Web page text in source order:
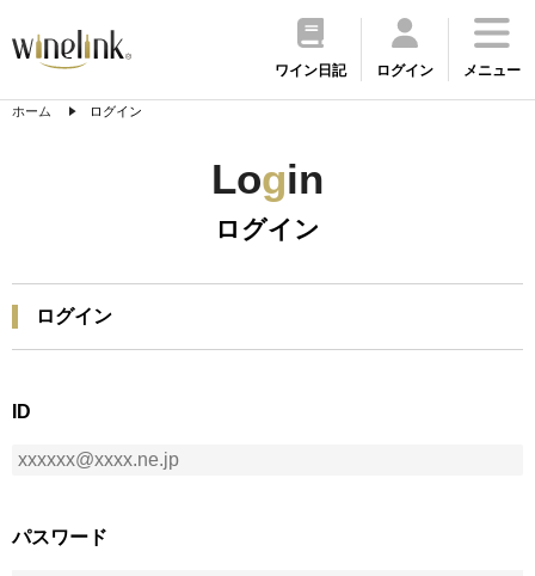
ワイン日記 ログイン メニュー
ホーム ログイン
Login
ログイン
ログイン
ID
パスワード